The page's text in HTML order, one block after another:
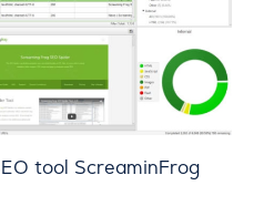
tool ScreaminFrog